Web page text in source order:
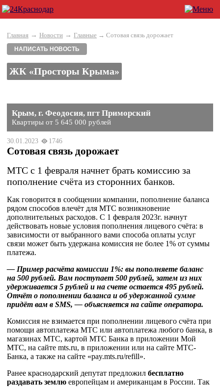
Главная → Новости → Главные → Сотовая связь дорожает
НАПИСАТЬ НОВОСТЬ
ЖК «Просторы Крыма»
Крым, г. Феодосия, пгт Приморский
Квартиры от 5 645 000 рублей
30.01.2023 1746
Сотовая связь дорожает
МТС с 1 февраля начнет брать комиссию за
пополнение счёта из сторонних банков.
Как говорится в сообщении компании, пополнение баланса
рядом способов влечёт для МТС возникновение
дополнительных расходов. С 1 февраля 2023г. начнут
действовать новые условия пополнения лицевого счёта: в
зависимости от выбранного вами способа оплаты услуг
связи может быть удержана комиссия не более 1% от суммы
платежа.
— Пример расчёта комиссии 1%: вы пополняете баланс
на 500 рублей. Вам поступает 500 рублей, затем из них
удерживается 5 рублей и на счете остается 495 рублей.
Отчёт о пополнении баланса и об удержанной сумме
придёт вам в SMS, — объясняется на сайте оператора.
Комиссия не взимается при пополнении лицевого счёта при
помощи автоплатежа МТС или автоплатежа любого банка, в
магазинах МТС, картой МТС Банка в приложении Мой
МТС, на сайте mts.ru, в приложении или на сайте МТС-
Банка, а также на сайте «pay.mts.ru/refill».
Ранее краснодарский депутат предложил бесплатно
раздавать землю европейцам и американцам в России. Так